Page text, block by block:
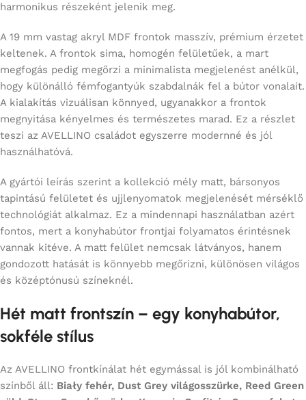
harmonikus részeként jelenik meg.
A 19 mm vastag akryl MDF frontok masszív, prémium érzetet
keltenek. A frontok sima, homogén felületűek, a mart
megfogás pedig megőrzi a minimalista megjelenést anélkül,
hogy különálló fémfogantyúk szabdalnák fel a bútor vonalait.
A kialakítás vizuálisan könnyed, ugyanakkor a frontok
megnyitása kényelmes és természetes marad. Ez a részlet
teszi az AVELLINO családot egyszerre modernné és jól
használhatóvá.
A gyártói leírás szerint a kollekció mély matt, bársonyos
tapintású felületet és ujjlenyomatok megjelenését mérséklő
technológiát alkalmaz. Ez a mindennapi használatban azért
fontos, mert a konyhabútor frontjai folyamatos érintésnek
vannak kitéve. A matt felület nemcsak látványos, hanem
gondozott hatását is könnyebb megőrizni, különösen világos
és középtónusú színeknél.
Hét matt frontszín – egy konyhabútor,
sokféle stílus
Az AVELLINO frontkínálat hét egymással is jól kombinálható
színből áll: Biały fehér, Dust Grey világosszürke, Reed Green